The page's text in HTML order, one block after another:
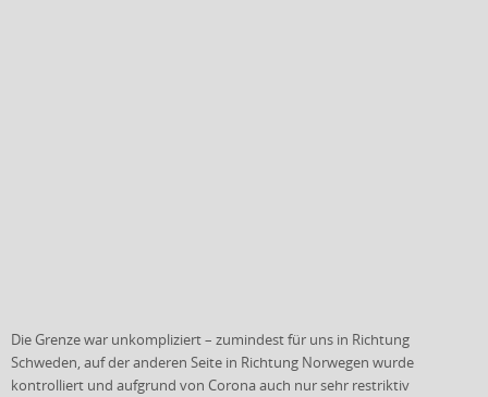
Die Grenze war unkompliziert – zumindest für uns in Richtung
Schweden, auf der anderen Seite in Richtung Norwegen wurde
kontrolliert und aufgrund von Corona auch nur sehr restriktiv